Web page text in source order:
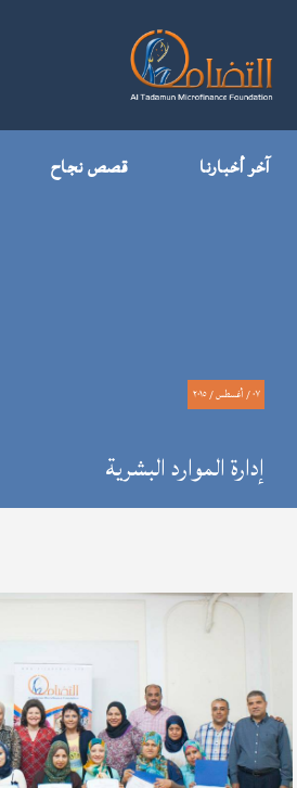
آخر أخبارنا قصص نجاح
٠٧ / أغسطس / ٢٠١٥
إدارة الموارد البشرية